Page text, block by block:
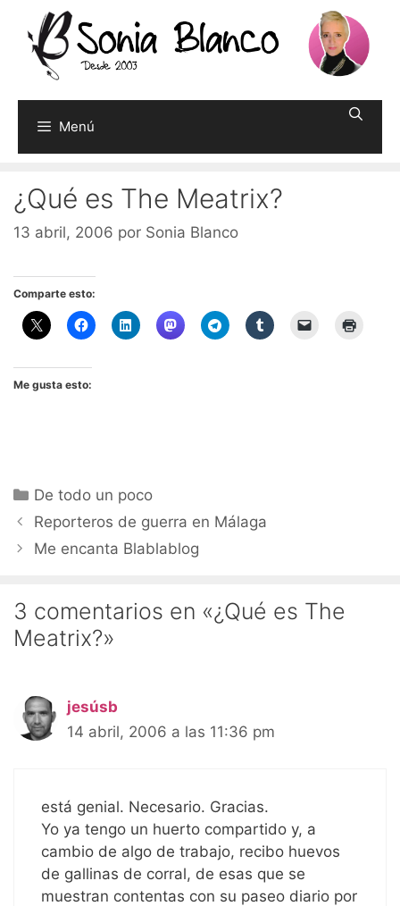
contenido
Menú
¿Qué es The Meatrix?
13 abril, 2006 por Sonia Blanco
Comparte esto:
Me gusta esto:
Categorías
De todo un poco
Reporteros de guerra en Málaga
Me encanta Blablablog
3 comentarios en «¿Qué es The
Meatrix?»
jesúsb
14 abril, 2006 a las 11:36 pm
está genial. Necesario. Gracias.
Yo ya tengo un huerto compartido y, a
cambio de algo de trabajo, recibo huevos
de gallinas de corral, de esas que se
muestran contentas con su paseo diario por